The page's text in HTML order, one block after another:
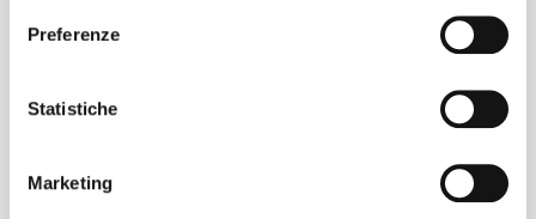
Preferenze
Statistiche
Marketing